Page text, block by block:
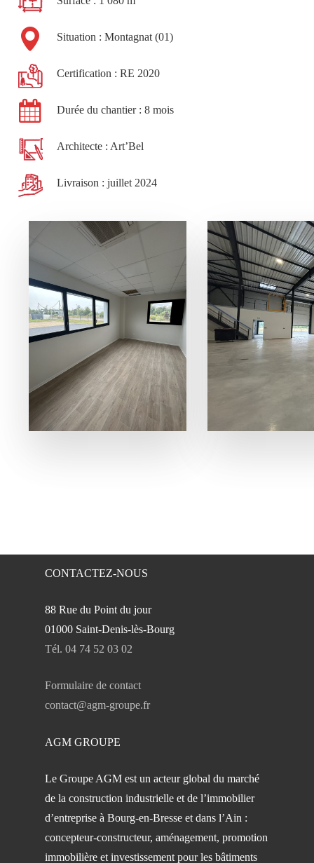
Situation : Montagnat (01)
Certification : RE 2020
Durée du chantier : 8 mois
Architecte : Art’Bel
Livraison : juillet 2024
CONTACTEZ-NOUS
88 Rue du Point du jour
01000 Saint-Denis-lès-Bourg
Tél. 04 74 52 03 02
Formulaire de contact
contact@agm-groupe.fr
AGM GROUPE
Le Groupe AGM est un acteur global du marché
de la construction industrielle et de l’immobilier
d’entreprise à Bourg-en-Bresse et dans l’Ain :
concepteur-constructeur, aménagement, promotion
immobilière et investissement pour les bâtiments